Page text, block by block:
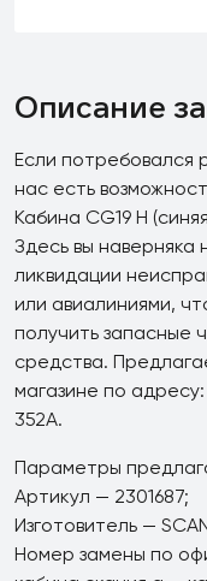
Описание
Если потребовался
нас есть
Кабина CG19 H
Здесь вы наверняка
ликвидации
или авиалиниями,
получить запасные
средства.
магазине по
352А.
Параметры
Артикул — 2301687;
Изготовитель —
Номер замены по